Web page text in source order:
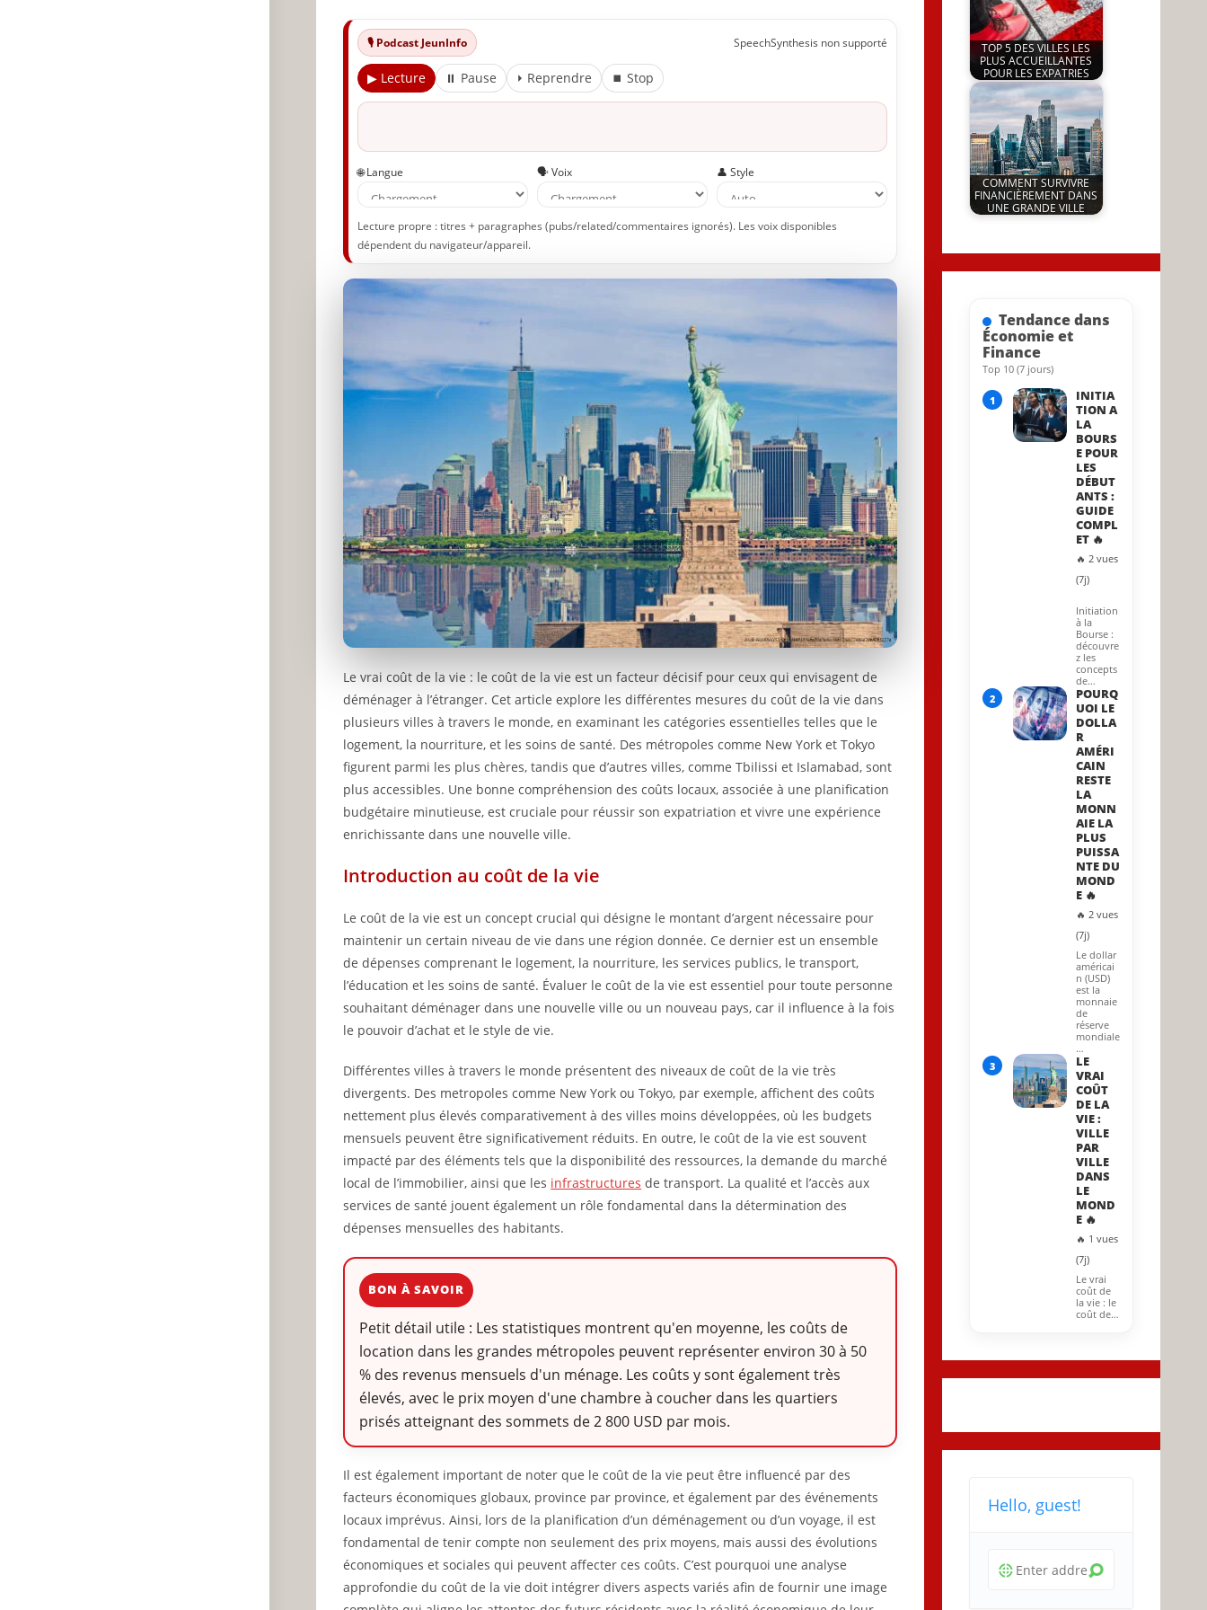
🎙️ Podcast JeunInfo SpeechSynthesis non supporté
▶ Lecture ⏸ Pause ⏵ Reprendre ⏹ Stop
🌐 Langue 🗣️ Voix 👤 Style
Lecture propre : titres + paragraphes (pubs/related/commentaires ignorés). Les voix disponibles
dépendent du navigateur/appareil.
Le vrai coût de la vie : le coût de la vie est un facteur décisif pour ceux qui envisagent de
déménager à l’étranger. Cet article explore les différentes mesures du coût de la vie dans
plusieurs villes à travers le monde, en examinant les catégories essentielles telles que le
logement, la nourriture, et les soins de santé. Des métropoles comme New York et Tokyo
figurent parmi les plus chères, tandis que d’autres villes, comme Tbilissi et Islamabad, sont
plus accessibles. Une bonne compréhension des coûts locaux, associée à une planification
budgétaire minutieuse, est cruciale pour réussir son expatriation et vivre une expérience
enrichissante dans une nouvelle ville.
Introduction au coût de la vie
Le coût de la vie est un concept crucial qui désigne le montant d’argent nécessaire pour
maintenir un certain niveau de vie dans une région donnée. Ce dernier est un ensemble
de dépenses comprenant le logement, la nourriture, les services publics, le transport,
l’éducation et les soins de santé. Évaluer le coût de la vie est essentiel pour toute personne
souhaitant déménager dans une nouvelle ville ou un nouveau pays, car il influence à la fois
le pouvoir d’achat et le style de vie.
Différentes villes à travers le monde présentent des niveaux de coût de la vie très
divergents. Des metropoles comme New York ou Tokyo, par exemple, affichent des coûts
nettement plus élevés comparativement à des villes moins développées, où les budgets
mensuels peuvent être significativement réduits. En outre, le coût de la vie est souvent
impacté par des éléments tels que la disponibilité des ressources, la demande du marché
local de l’immobilier, ainsi que les infrastructures de transport. La qualité et l’accès aux
services de santé jouent également un rôle fondamental dans la détermination des
dépenses mensuelles des habitants.
BON À SAVOIR
Petit détail utile : Les statistiques montrent qu'en moyenne, les coûts de
location dans les grandes métropoles peuvent représenter environ 30 à 50
% des revenus mensuels d'un ménage. Les coûts y sont également très
élevés, avec le prix moyen d'une chambre à coucher dans les quartiers
prisés atteignant des sommets de 2 800 USD par mois.
Il est également important de noter que le coût de la vie peut être influencé par des
facteurs économiques globaux, province par province, et également par des événements
locaux imprévus. Ainsi, lors de la planification d’un déménagement ou d’un voyage, il est
fondamental de tenir compte non seulement des prix moyens, mais aussi des évolutions
économiques et sociales qui peuvent affecter ces coûts. C’est pourquoi une analyse
approfondie du coût de la vie doit intégrer divers aspects variés afin de fournir une image
24 August 2025
TOP 5 DES VILLES LES
PLUS ACCUEILLANTES
POUR LES EXPATRIES
by
JeunInfo.J.l.
COMMENT SURVIVRE
FINANCIÈREMENT DANS
UNE GRANDE VILLE
19 May 2026
Tendance dans
Économie et
Finance
Top 10 (7 jours)
1
INITIA
TION A
LA
BOURS
E POUR
LES
DÉBUT
ANTS :
GUIDE
COMPL
ET 🔥
🔥 2 vues
(7j)
Initiation
à la
Bourse :
découvre
z les
concepts
de…
2
POURQ
UOI LE
DOLLA
R
AMÉRI
CAIN
RESTE
LA
MONN
AIE LA
PLUS
PUISSA
NTE DU
MOND
E 🔥
🔥 2 vues
(7j)
Le dollar
américai
n (USD)
est la
monnaie
de
réserve
mondiale
…
3
LE
VRAI
COÛT
DE LA
VIE :
VILLE
PAR
VILLE
DANS
LE
MOND
E 🔥
🔥 1 vues
(7j)
Le vrai
coût de
la vie : le
coût de…
Hello, guest!